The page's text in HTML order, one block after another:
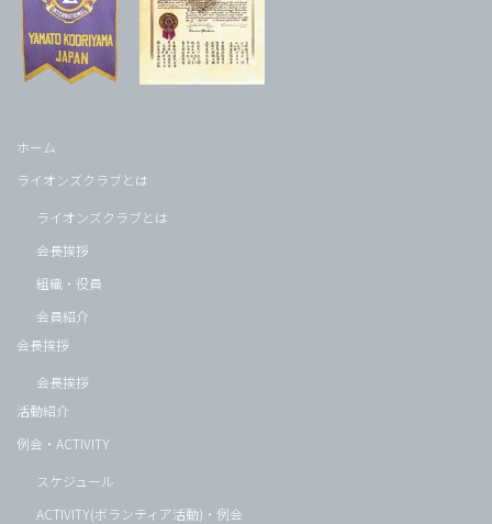
ホーム
ライオンズクラブとは
ライオンズクラブとは
会長挨拶
組織・役員
会員紹介
会長挨拶
会長挨拶
活動紹介
例会・ACTIVITY
スケジュール
ACTIVITY(ボランティア活動)・例会